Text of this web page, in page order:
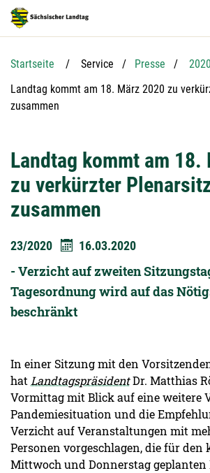
Hauptnavigation
Hauptinhalt
Service
Startseite Service Presse
2020
Aktuelle Seite:
Landtag kommt am 18. März 2020 zu
zusammen
Landtag kommt am 18.
zu verkürzter
zusammen
23/2020 16.03.2020
- Verzicht auf zweiten
Tagesordnung wird auf das
beschränkt
In einer Sitzung mit den
hat LandtagspräsidentDr. Matthias
Vormittag mit Blick auf eine weitere
Pandemiesituation und die
Verzicht auf Veranstaltungen mit
Personen vorgeschlagen, die für den
Mittwoch und Donnerstag